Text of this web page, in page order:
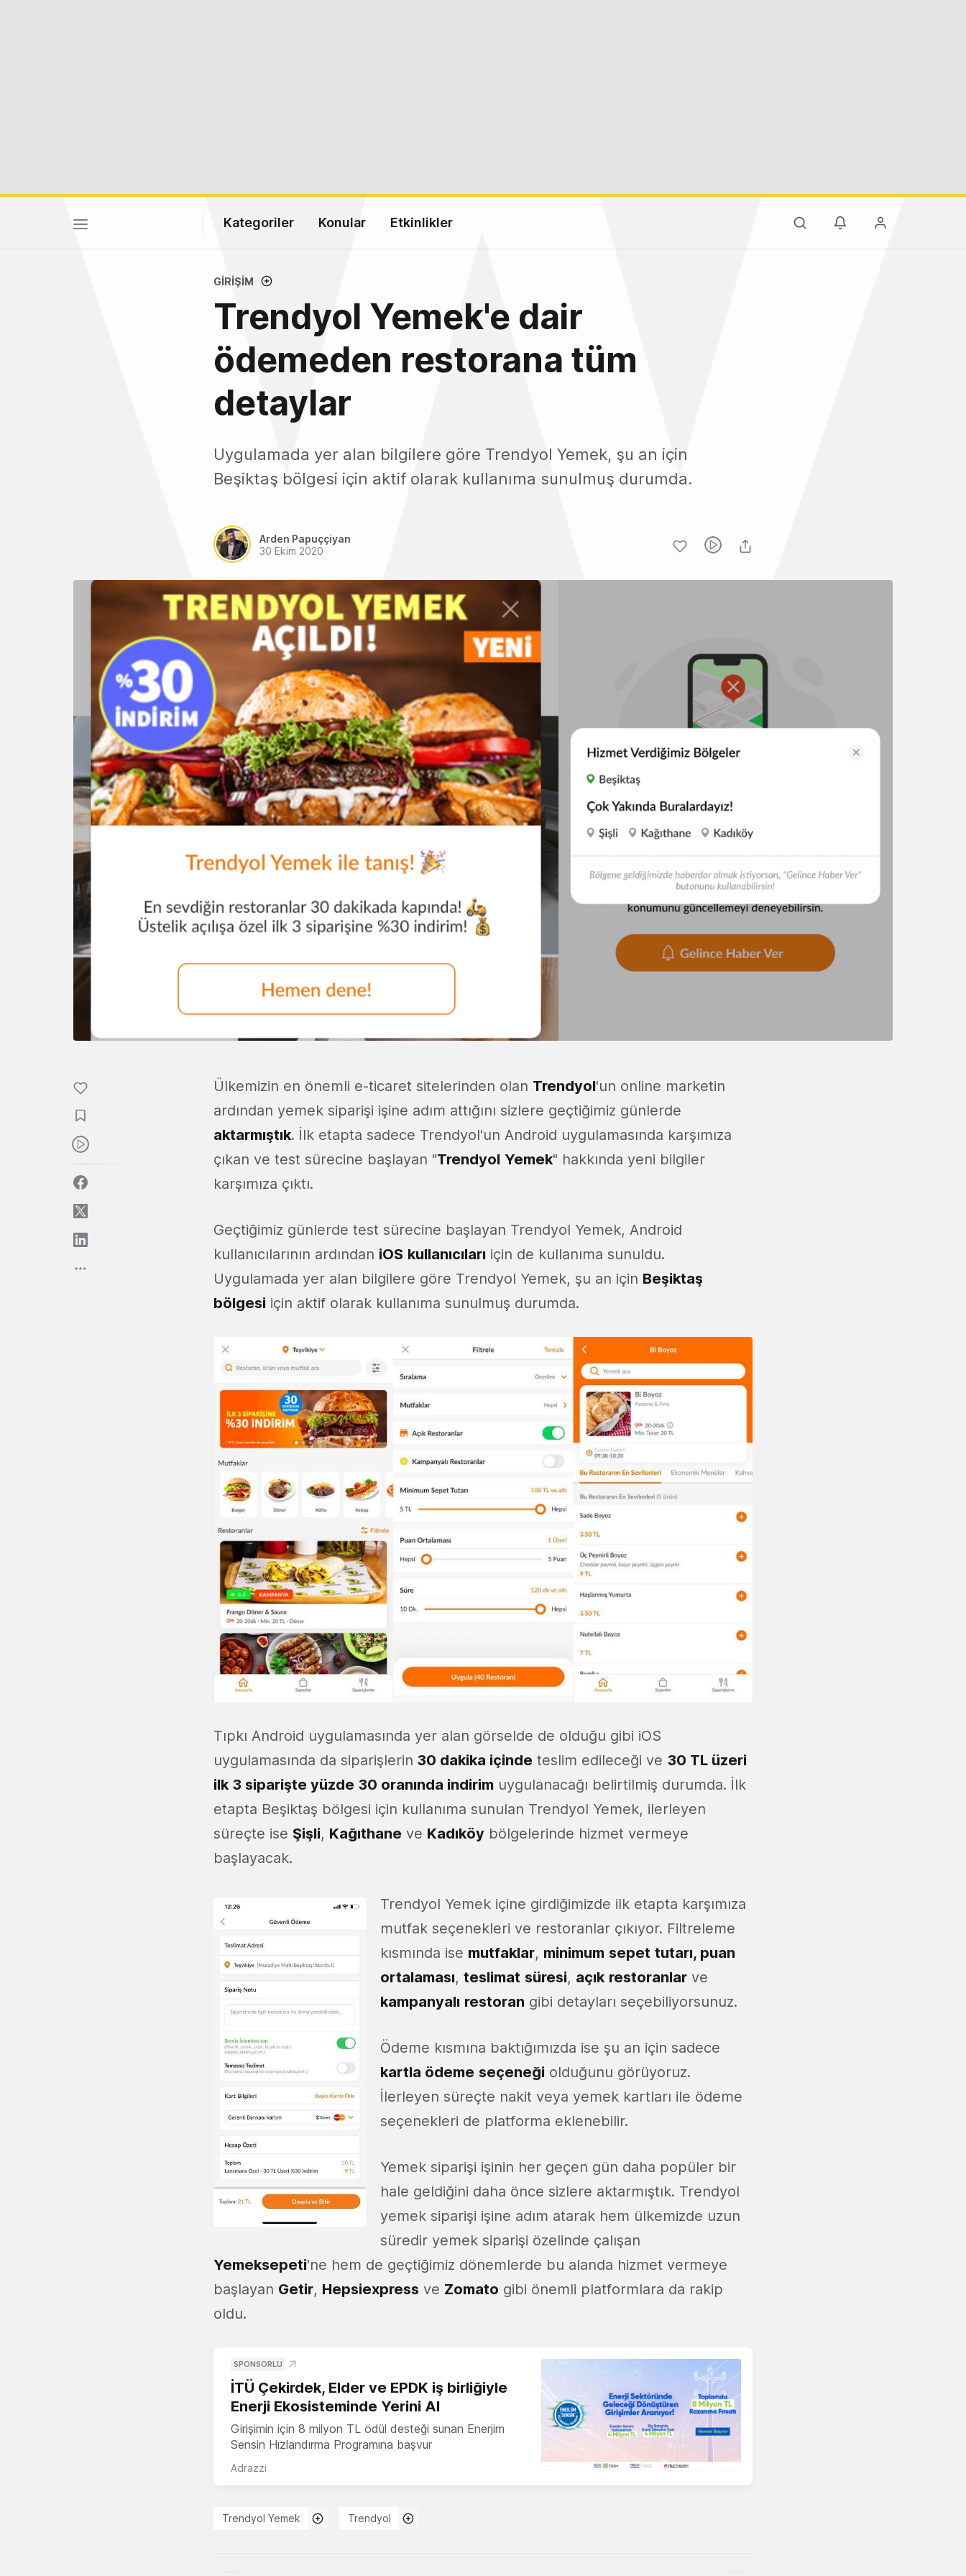
Kategoriler Konular Etkinlikler
GIRIŞIM
Trendyol Yemek'e dair
ödemeden restorana tüm
detaylar
Uygulamada yer alan bilgilere göre Trendyol Yemek, şu an için
Beşiktaş bölgesi için aktif olarak kullanıma sunulmuş durumda.
Arden Papuççiyan
30 Ekim 2020
Ülkemizin en önemli e-ticaret sitelerinden olan Trendyol'un online marketin
ardından yemek siparişi işine adım attığını sizlere geçtiğimiz günlerde
aktarmıştık. İlk etapta sadece Trendyol'un Android uygulamasında karşımıza
çıkan ve test sürecine başlayan "Trendyol Yemek" hakkında yeni bilgiler
karşımıza çıktı.
Geçtiğimiz günlerde test sürecine başlayan Trendyol Yemek, Android
kullanıcılarının ardından iOS kullanıcıları için de kullanıma sunuldu.
Uygulamada yer alan bilgilere göre Trendyol Yemek, şu an için Beşiktaş
bölgesi için aktif olarak kullanıma sunulmuş durumda.
Tıpkı Android uygulamasında yer alan görselde de olduğu gibi iOS
uygulamasında da siparişlerin 30 dakika içinde teslim edileceği ve 30 TL üzeri
ilk 3 siparişte yüzde 30 oranında indirim uygulanacağı belirtilmiş durumda. İlk
etapta Beşiktaş bölgesi için kullanıma sunulan Trendyol Yemek, ilerleyen
süreçte ise Şişli, Kağıthane ve Kadıköy bölgelerinde hizmet vermeye
başlayacak.
Trendyol Yemek içine girdiğimizde ilk etapta karşımıza
mutfak seçenekleri ve restoranlar çıkıyor. Filtreleme
kısmında ise mutfaklar, minimum sepet tutarı, puan
ortalaması, teslimat süresi, açık restoranlar ve
kampanyalı restoran gibi detayları seçebiliyorsunuz.
Ödeme kısmına baktığımızda ise şu an için sadece
kartla ödeme seçeneği olduğunu görüyoruz.
İlerleyen süreçte nakit veya yemek kartları ile ödeme
seçenekleri de platforma eklenebilir.
Yemek siparişi işinin her geçen gün daha popüler bir
hale geldiğini daha önce sizlere aktarmıştık. Trendyol
yemek siparişi işine adım atarak hem ülkemizde uzun
süredir yemek siparişi özelinde çalışan
Yemeksepeti'ne hem de geçtiğimiz dönemlerde bu alanda hizmet vermeye
başlayan Getir, Hepsiexpress ve Zomato gibi önemli platformlara da rakip
oldu.
SPONSORLU
İTÜ Çekirdek, Elder ve EPDK iş birliğiyle
Enerji Ekosisteminde Yerini Al
Girişimin için 8 milyon TL ödül desteği sunan Enerjim
Sensin Hızlandırma Programına başvur
Adrazzi
Trendyol Yemek Trendyol